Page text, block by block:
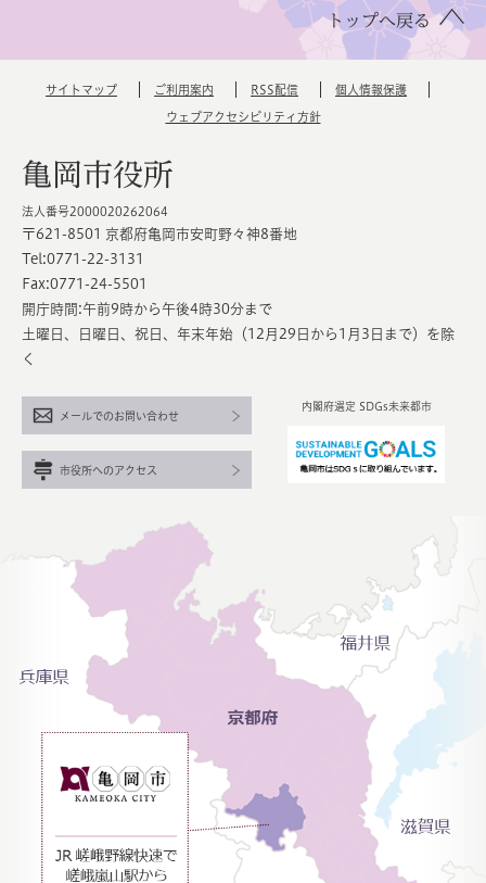
トップへ戻る
サイトマップ ご利用案内 RSS配信 個人情報保護
ウェブアクセシビリティ方針
亀岡市役所
法人番号2000020262064
〒621-8501 京都府亀岡市安町野々神8番地
Tel:0771-22-3131
Fax:0771-24-5501
開庁時間:午前9時から午後4時30分まで
土曜日、日曜日、祝日、年末年始（12月29日から1月3日まで）を除
く
内閣府選定 SDGs未来都市
メールでのお問い合わせ
市役所へのアクセス